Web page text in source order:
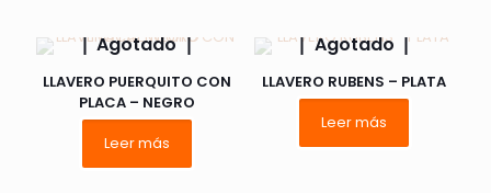
Agotado
LLAVERO PUERQUITO CON
PLACA – NEGRO
Leer más
Agotado
LLAVERO RUBENS – PLATA
Leer más